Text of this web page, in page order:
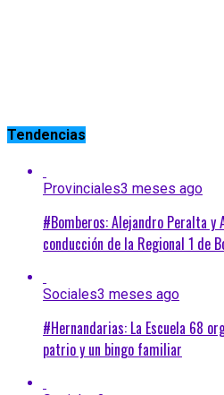
Tendencias
Provinciales3 meses ago
#Bomberos: Alejandro Peralta y
conducción de la Regional 1 de
Sociales3 meses ago
#Hernandarias: La Escuela 68
patrio y un bingo familiar